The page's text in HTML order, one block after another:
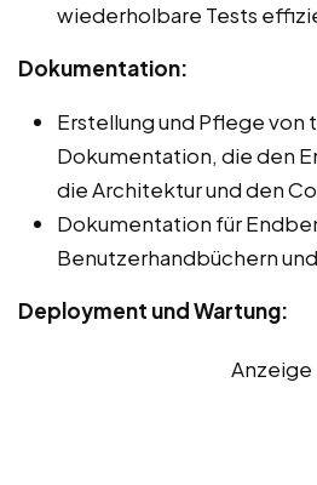
wiederholbare Tests
Dokumentation:
Erstellung und Pflege von
Dokumentation, die den
die Architektur und den
Dokumentation für
Benutzerhandbüchern
Deployment und Wartung:
Anzeige